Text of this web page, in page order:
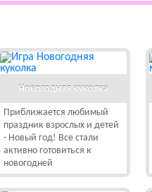
Новогодняя куколка
Приближается любимый
праздник взрослых и детей
- Новый год! Все стали
активно готовиться к
новогодней